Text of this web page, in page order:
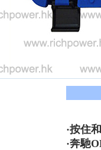
·按住
·奔馳